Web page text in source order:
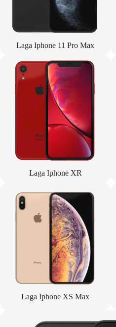
Laga Iphone 11 Pro Max
Laga Iphone XR
Laga Iphone XS Max